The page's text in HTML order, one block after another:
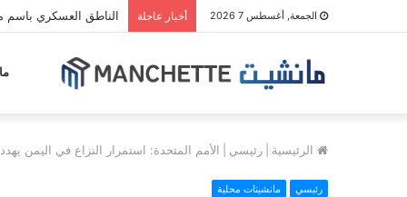
الجمعة, أغسطس 7 2026 أخبار عاجلة الناطق العسكري باسم
الرئيسية رئيسي الأمم المتحدة: استمرار النزاع في اليمن يهدد
رئيسي مانشيتات محلية